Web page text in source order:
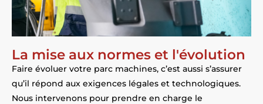
La mise aux normes et l'évolution
Faire évoluer votre parc machines, c’est aussi s’assurer
qu’il répond aux exigences légales et technologiques.
Nous intervenons pour prendre en charge le